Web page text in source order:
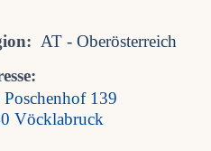
AT - Oberösterreich
139
Vöcklabruck